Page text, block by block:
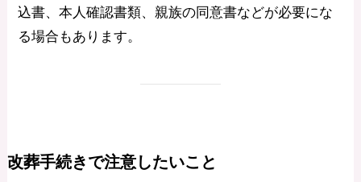
込書、本人確認書類、親族の同意書などが必要にな
る場合もあります。
改葬手続きで注意したいこと